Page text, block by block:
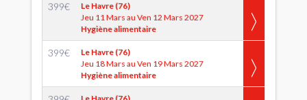
399€
Le Havre (76)
Jeu 11 Mars au Ven 12 Mars 2027
Hygiène alimentaire
399€
Le Havre (76)
Jeu 18 Mars au Ven 19 Mars 2027
Hygiène alimentaire